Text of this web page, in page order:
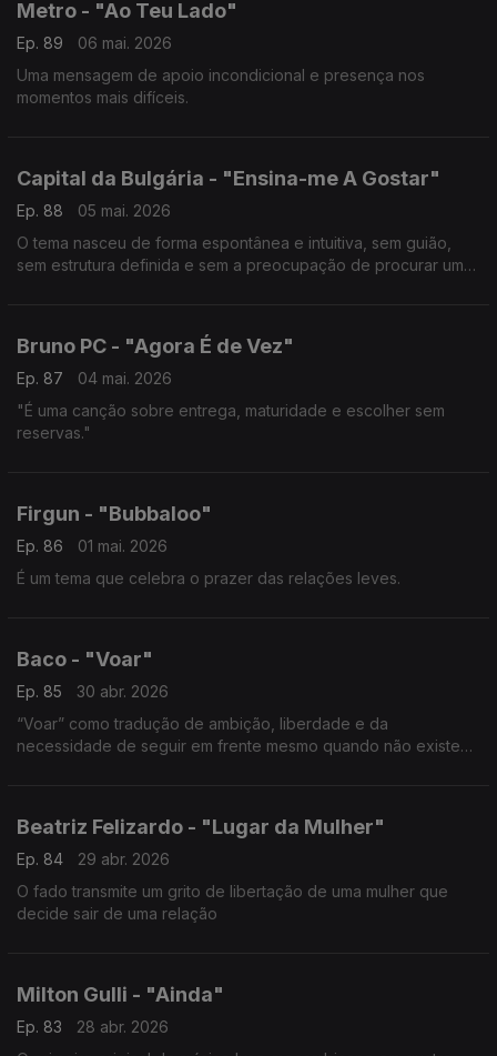
Metro - "Ao Teu Lado"
Ep. 89
06 mai. 2026
Uma mensagem de apoio incondicional e presença nos
momentos mais difíceis.
Capital da Bulgária - "Ensina-me A Gostar"
Ep. 88
05 mai. 2026
O tema nasceu de forma espontânea e intuitiva, sem guião,
sem estrutura definida e sem a preocupação de procurar um
Bruno PC - "Agora É de Vez"
Ep. 87
04 mai. 2026
"É uma canção sobre entrega, maturidade e escolher sem
reservas."
Firgun - "Bubbaloo"
Ep. 86
01 mai. 2026
É um tema que celebra o prazer das relações leves.
Baco - "Voar"
Ep. 85
30 abr. 2026
“Voar” como tradução de ambição, liberdade e da
necessidade de seguir em frente mesmo quando não existe
Beatriz Felizardo - "Lugar da Mulher"
Ep. 84
29 abr. 2026
O fado transmite um grito de libertação de uma mulher que
decide sair de uma relação
Milton Gulli - "Ainda"
Ep. 83
28 abr. 2026